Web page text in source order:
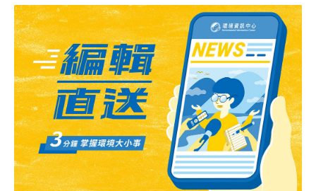
這則報告為IPCC贏得諾貝爾和平獎，並成為氣候科學的基
準。報告另指，洪水和龍捲風等災害所造成的損失暴增，
和氣候變遷脫不了關係。「星期泰晤士報」報導，儘管當
年至少有兩個科學審議專家對報告提出質疑，IPCC仍舊發
布宣言；在報告發表後，也未出面澄清。IPCC上週不得不
承認，關於喜瑪拉雅冰河將在2035年前消失的說法「缺乏
證實」。「泰晤士報」則報導，IPCC主席帕卓里已經利用
喜瑪拉雅冰河融化的不實說法，募集了數百萬英鎊資金。